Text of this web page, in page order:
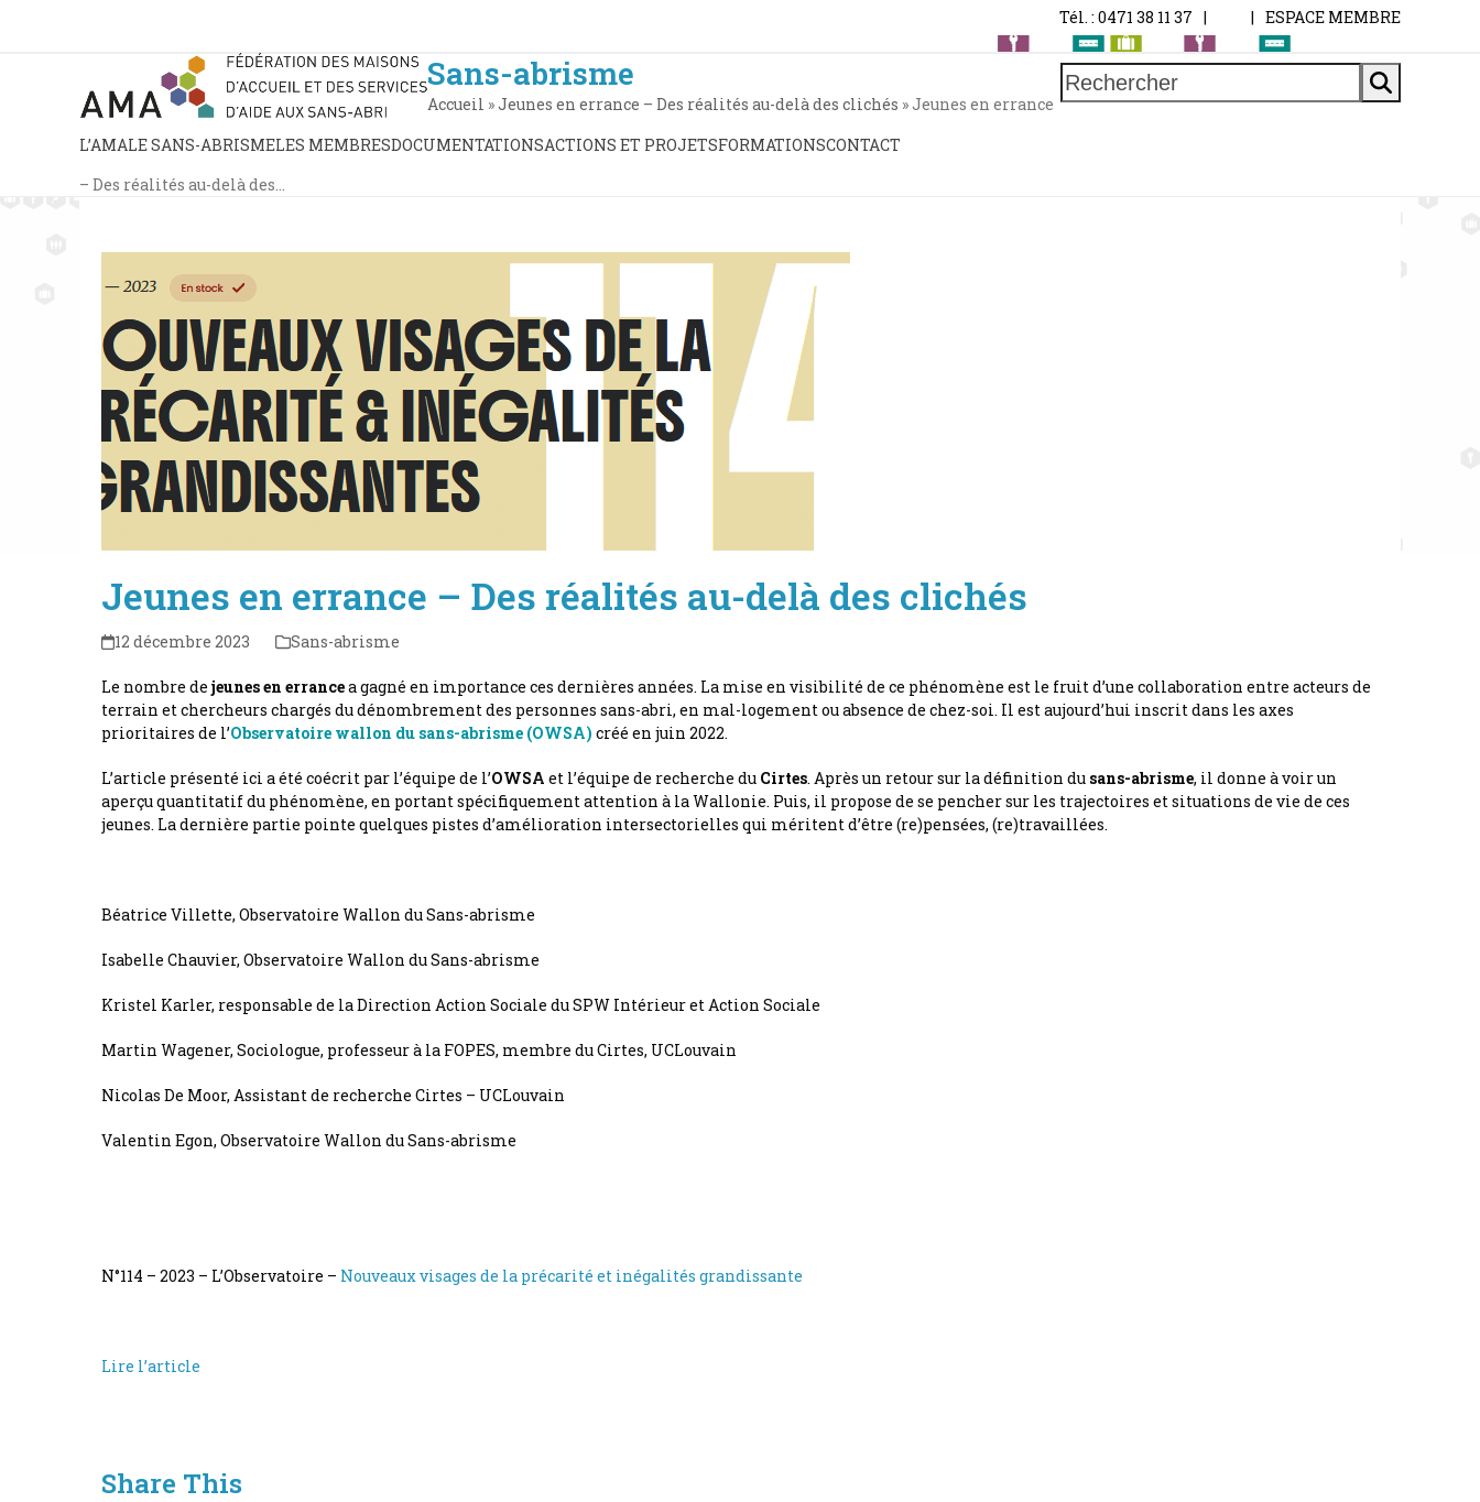
Tél. : 0471 38 11 37 | | ESPACE MEMBRE
Rechercher
L’AMALE SANS-ABRISMELES MEMBRESDOCUMENTATIONSACTIONS ET PROJETSFORMATIONSCONTACT
Sans-abrisme
Accueil »Jeunes en errance – Des réalités au-delà des clichés »Jeunes en errance
– Des réalités au-delà des…
Jeunes en errance – Des réalités au-delà des clichés
12 décembre 2023 Sans-abrisme
Le nombre de jeunes en errancea gagné en importance ces dernières années. La mise en visibilité de ce phénomène est le fruit d’une collaboration entre acteurs de
terrain et chercheurs chargés du dénombrement des personnes sans-abri, en mal-logement ou absence de chez-soi. Il est aujourd’hui inscrit dans les axes
prioritaires de l’Observatoire wallon du sans-abrisme (OWSA) créé en juin 2022.
L’article présenté ici a été coécrit par l’équipe de l’OWSA et l’équipe de recherche du Cirtes. Après un retour sur la définition du sans-abrisme, il donne à voir un
aperçu quantitatif du phénomène, en portant spécifiquement attention à la Wallonie. Puis, il propose de se pencher sur les trajectoires et situations de vie de ces
jeunes. La dernière partie pointe quelques pistes d’amélioration intersectorielles qui méritent d’être (re)pensées, (re)travaillées.
Béatrice Villette, Observatoire Wallon du Sans-abrisme
Isabelle Chauvier, Observatoire Wallon du Sans-abrisme
Kristel Karler, responsable de la Direction Action Sociale du SPW Intérieur et Action Sociale
Martin Wagener, Sociologue, professeur à la FOPES, membre du Cirtes, UCLouvain
Nicolas De Moor, Assistant de recherche Cirtes – UCLouvain
Valentin Egon, Observatoire Wallon du Sans-abrisme
N°114 – 2023 – L’Observatoire – Nouveaux visages de la précarité et inégalités grandissante
Lire l’article
Share This